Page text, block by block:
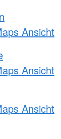
Ansicht
Ansicht
Ansicht